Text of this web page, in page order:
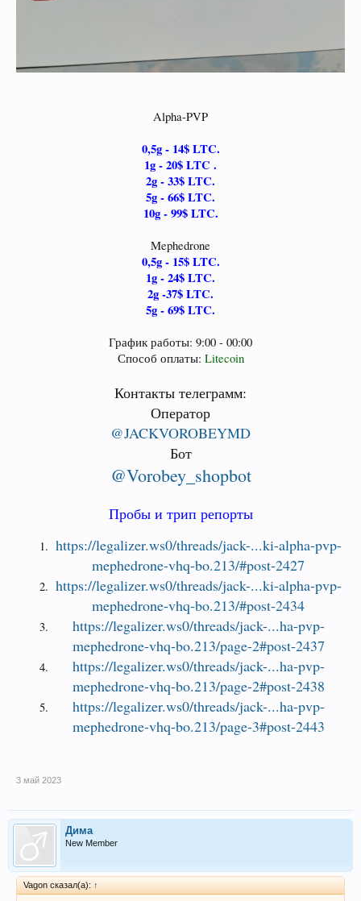
Alpha-PVP
0,5g - 14$ LTC.
1g - 20$ LTC .
2g - 33$ LTC.
5g - 66$ LTC.
10g - 99$ LTC.
Mephedrone
0,5g - 15$ LTC.
1g - 24$ LTC.
2g -37$ LTC.
5g - 69$ LTC.
График работы: 9:00 - 00:00
Способ оплаты: Litecoin
Контакты телеграмм:
Оператор
@JACKVOROBEYMD
Бот
@Vorobey_shopbot
Пробы и трип репорты
https://legalizer.ws0/threads/jack-...ki-alpha-pvp-
mephedrone-vhq-bo.213/#post-2427
https://legalizer.ws0/threads/jack-...ki-alpha-pvp-
mephedrone-vhq-bo.213/#post-2434
https://legalizer.ws0/threads/jack-...ha-pvp-
mephedrone-vhq-bo.213/page-2#post-2437
https://legalizer.ws0/threads/jack-...ha-pvp-
mephedrone-vhq-bo.213/page-2#post-2438
https://legalizer.ws0/threads/jack-...ha-pvp-
mephedrone-vhq-bo.213/page-3#post-2443
3 май 2023
Дима
New Member
Vagon сказал(а): ↑